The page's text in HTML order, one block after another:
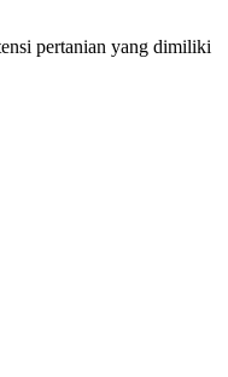
pertanian yang dimiliki